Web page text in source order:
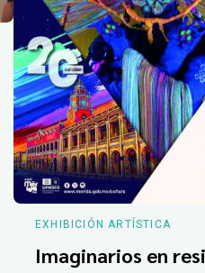
EXHIBICIÓN ARTÍSTICA
Imaginarios en